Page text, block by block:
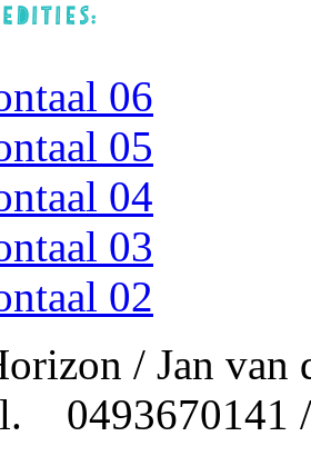
06
05
04
03
02
/ Jan van
0493670141